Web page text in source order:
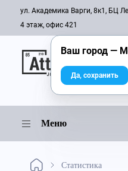
ул. Академика Варги, 8к1, БЦ
4 этаж, офис 421
Онлайн-журнал
Меню
Статистика
Ваш город —
Да, сохранить